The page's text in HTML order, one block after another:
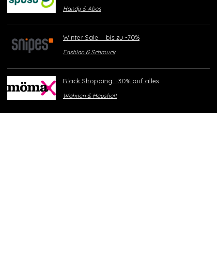
Handy & Abos
Winter Sale – bis zu -70%
Fashion & Schmuck
Black Shopping: -30% auf alles
Wohnen & Haushalt